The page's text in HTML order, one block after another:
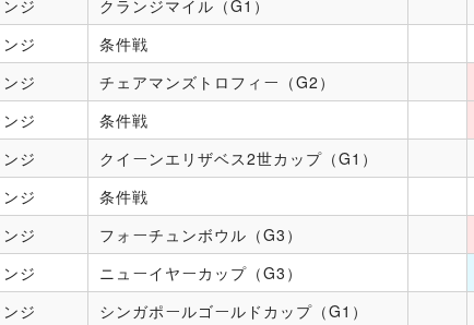
ジ クランジマイル（G1）
ジ 条件戦
ジ チェアマンズトロフィー（G2）
ジ 条件戦
ジ クイーンエリザベス2世カップ（G1）
ジ 条件戦
ジ フォーチュンボウル（G3）
ジ ニューイヤーカップ（G3）
ジ シンガポールゴールドカップ（G1）